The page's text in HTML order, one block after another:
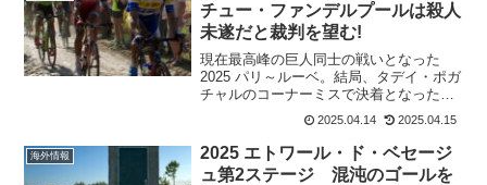
チュー・ファンデルプールは殺人
未遂だと裁判を望む!
現在最高峰の巨人同士の戦いとなった
2025 パリ～ルーベ。結局、タデイ・ポガ
チャルのコーナーミスで決着となったけ
れど、単独走となったマチュー・ファン
デルプールにまたも悲劇が。単独で走る
マチューの顔に黄色いボトルが投げつけ
られたのだ。あわや大...
2025.04.14 2025.04.15
海外情報
2025 エトワール・ド・ベセージ
ュ第2ステージ 混沌のゴールを